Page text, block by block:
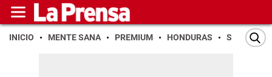
INICIO MENTE SANA PREMIUM HONDURAS SAN PEDRO